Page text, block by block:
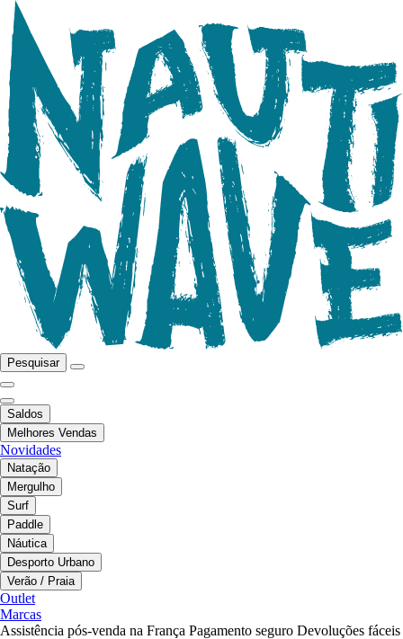
Pesquisar
Saldos
Melhores Vendas
Novidades
Natação
Mergulho
Surf
Paddle
Náutica
Desporto Urbano
Verão / Praia
Outlet
Marcas
Assistência pós-venda na França Pagamento seguro Devoluções fáceis